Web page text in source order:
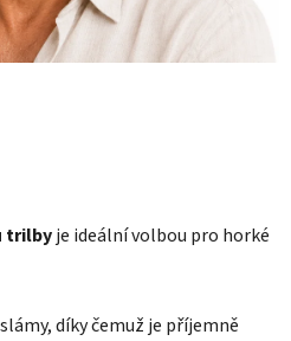
trilbyje ideální volbou pro horké
díky čemuž je příjemně